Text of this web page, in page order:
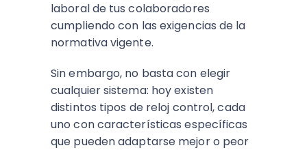
laboral de tus colaboradores
cumpliendo con las exigencias de la
normativa vigente.
Sin embargo, no basta con elegir
cualquier sistema: hoy existen
distintos tipos de reloj control, cada
uno con características específicas
que pueden adaptarse mejor o peor